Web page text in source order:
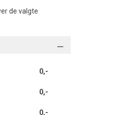
de valgte
0,-
0,-
0,-